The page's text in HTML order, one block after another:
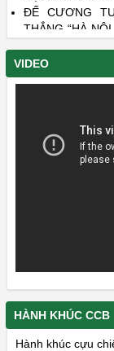
ĐẾ CƯƠNG
THẮNG “HÀ
12/2022)
DANH SÁCH
VIDEO
HÀNH KHÚC CCB
Hành khúc cựu